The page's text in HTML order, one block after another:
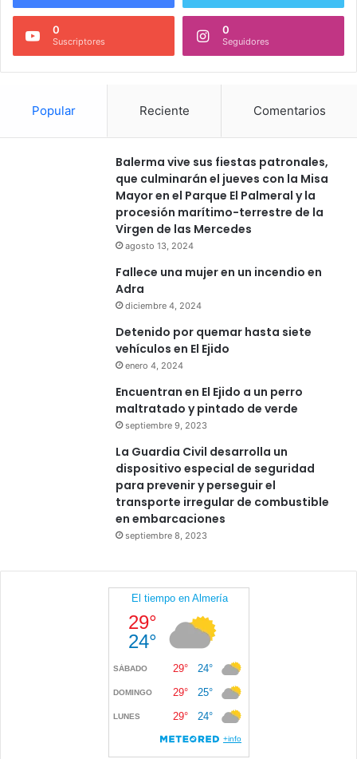
0
Suscriptores
0
Seguidores
Popular Reciente Comentarios
Balerma vive sus fiestas patronales,
que culminarán el jueves con la Misa
Mayor en el Parque El Palmeral y la
procesión marítimo-terrestre de la
Virgen de las Mercedes
agosto 13, 2024
Fallece una mujer en un incendio en
Adra
diciembre 4, 2024
Detenido por quemar hasta siete
vehículos en El Ejido
enero 4, 2024
Encuentran en El Ejido a un perro
maltratado y pintado de verde
septiembre 9, 2023
La Guardia Civil desarrolla un
dispositivo especial de seguridad
para prevenir y perseguir el
transporte irregular de combustible
en embarcaciones
septiembre 8, 2023